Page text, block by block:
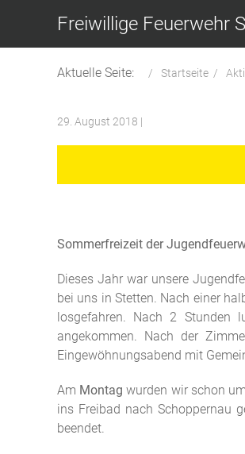
Freiwillige Feuerwehr
Aktuelle Seite: Startseite
29. August 2018 |
Sommerfreizeit der
Dieses Jahr war unsere
bei uns in Stetten. Nach einer
losgefahren. Nach 2 Stunden
angekommen. Nach der
Eingewöhnungsabend mit
Am Montag wurden wir schon
ins Freibad nach Schoppernau
beendet.